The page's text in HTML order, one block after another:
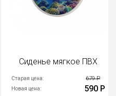
Сиденье мягкое ПВХ
Старая цена: 679 Р
Новая цена: 590 Р